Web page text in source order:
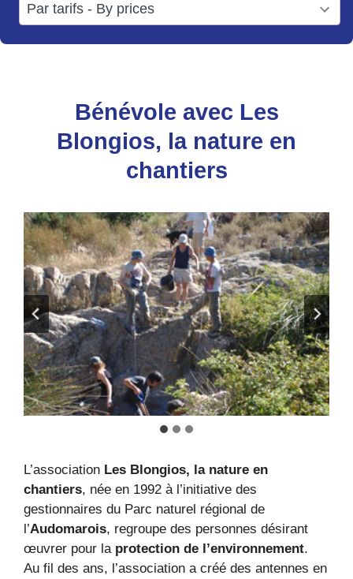
available
Par tarifs - By prices
results
available
Bénévole avec Les
Blongios, la nature en
chantiers
L’association Les Blongios, la nature en
chantiers, née en 1992 à l’initiative des
gestionnaires du Parc naturel régional de
l’Audomarois, regroupe des personnes désirant
œuvrer pour la protection de l’environnement.
Au fil des ans, l’association a créé des antennes en